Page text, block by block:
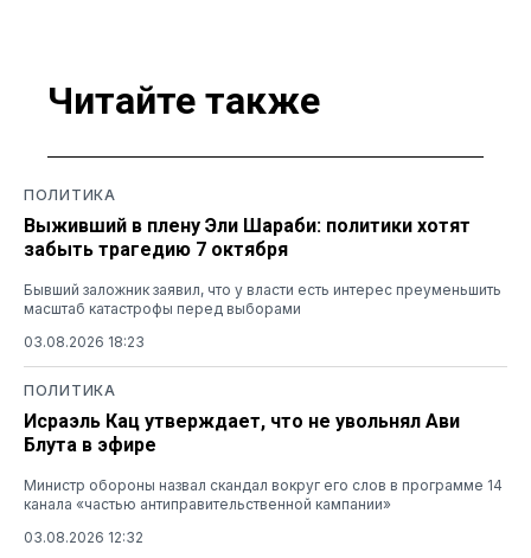
Читайте также
ПОЛИТИКА
Выживший в плену Эли Шараби: политики хотят
забыть трагедию 7 октября
Бывший заложник заявил, что у власти есть интерес преуменьшить
масштаб катастрофы перед выборами
03.08.2026 18:23
ПОЛИТИКА
Исраэль Кац утверждает, что не увольнял Ави
Блута в эфире
Министр обороны назвал скандал вокруг его слов в программе 14
канала «частью антиправительственной кампании»
03.08.2026 12:32